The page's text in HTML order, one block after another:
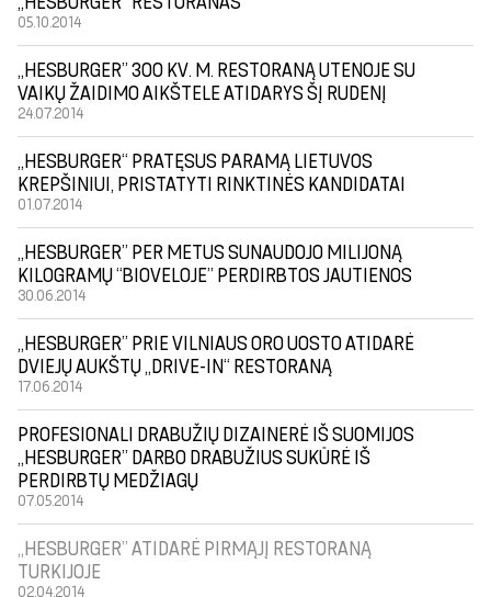
05.10.2014
„HESBURGER” 300 KV. M. RESTORANĄ UTENOJE SU
VAIKŲ ŽAIDIMO AIKŠTELE ATIDARYS ŠĮ RUDENĮ
24.07.2014
„HESBURGER“ PRATĘSUS PARAMĄ LIETUVOS
KREPŠINIUI, PRISTATYTI RINKTINĖS KANDIDATAI
01.07.2014
„HESBURGER” PER METUS SUNAUDOJO MILIJONĄ
KILOGRAMŲ “BIOVELOJE” PERDIRBTOS JAUTIENOS
30.06.2014
„HESBURGER” PRIE VILNIAUS ORO UOSTO ATIDARĖ
DVIEJŲ AUKŠTŲ „DRIVE-IN“ RESTORANĄ
17.06.2014
PROFESIONALI DRABUŽIŲ DIZAINERĖ IŠ SUOMIJOS
„HESBURGER” DARBO DRABUŽIUS SUKŪRĖ IŠ
PERDIRBTŲ MEDŽIAGŲ
07.05.2014
„HESBURGER” ATIDARĖ PIRMĄJĮ RESTORANĄ
TURKIJOJE
02.04.2014